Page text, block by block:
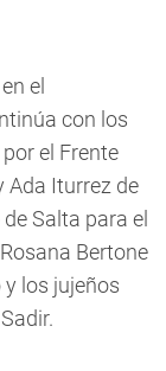
el
con los
el Frente
Ada Iturrez de
Salta para el
Bertone
los jujeños